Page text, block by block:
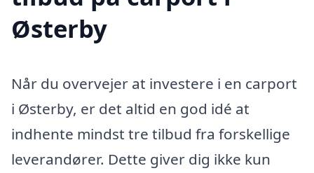
Østerby
Når du overvejer at investere i en carport
i Østerby, er det altid en god idé at
indhente mindst tre tilbud fra forskellige
leverandører. Dette giver dig ikke kun